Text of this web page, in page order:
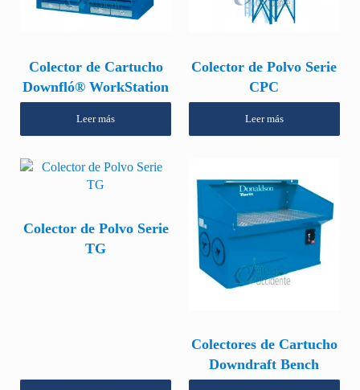
Colector de Cartucho
Downfló® WorkStation
Leer más
Colector de Polvo Serie
CPC
Leer más
Colector de Polvo Serie
TG
Colectores de Cartucho
Downdraft Bench